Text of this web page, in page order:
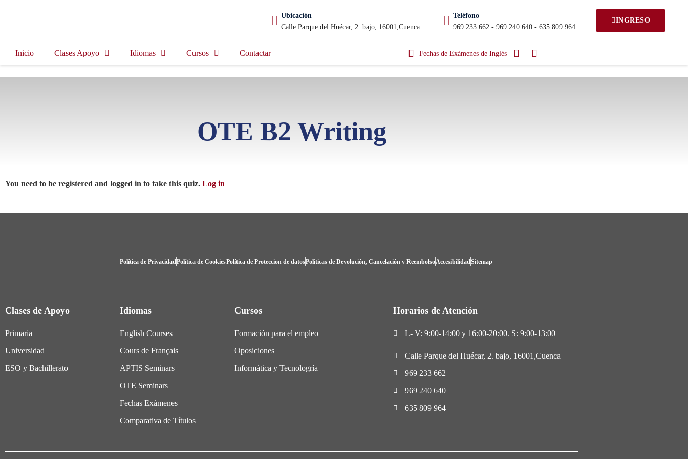
Ubicación
Calle Parque del Huécar, 2. bajo, 16001,Cuenca
Teléfono
969 233 662 - 969 240 640 - 635 809 964
INGRESO
Inicio Clases Apoyo Idiomas Cursos Contactar Fechas de Exámenes de Inglés
OTE B2 Writing
You need to be registered and logged in to take this quiz. Log in
Política de PrivacidadPolítica de CookiesPolítica de Proteccion de datosPoliticas de Devolución, Cancelación y ReembolsoAccesibilidadSitemap
Clases de Apoyo
Primaria
Universidad
ESO y Bachillerato
Idiomas
English Courses
Cours de Français
APTIS Seminars
OTE Seminars
Fechas Exámenes
Comparativa de Títulos
Cursos
Formación para el empleo
Oposiciones
Informática y Tecnologría
Horarios de Atención
L- V: 9:00-14:00 y 16:00-20:00. S: 9:00-13:00
Calle Parque del Huécar, 2. bajo, 16001,Cuenca
969 233 662
969 240 640
635 809 964